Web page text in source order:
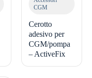
CGM
Cerotto
adesivo per
CGM/pompa
– ActiveFix